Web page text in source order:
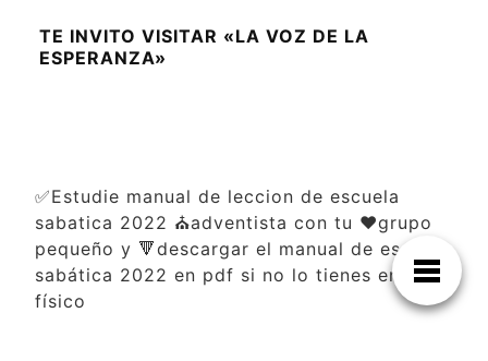
TE INVITO VISITAR «LA VOZ DE LA
ESPERANZA»
✅Estudie manual de leccion de escuela
sabatica 2022 ⛪adventista con tu ❤️grupo
pequeño y 🔻descargar el manual de escuela
sabática 2022 en pdf si no lo tienes en
físico